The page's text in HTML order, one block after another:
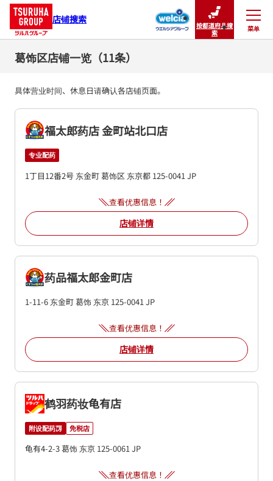
店铺搜索
按都道府县搜
索
菜单
关闭
葛饰区店铺一览（11条）
具体营业时间、休息日请确认各店铺页面。
福太郎药店 金町站北口店
专业配药
1丁目12番2号 东金町葛饰区 东京都 125-0041 JP
查看优惠信息！
店铺详情
药品福太郎金町店
1-11-6 东金町葛饰 东京 125-0041 JP
查看优惠信息！
店铺详情
鹤羽药妆龟有店
附设配药房 免税店
龟有4-2-3葛饰 东京 125-0061JP
查看优惠信息！